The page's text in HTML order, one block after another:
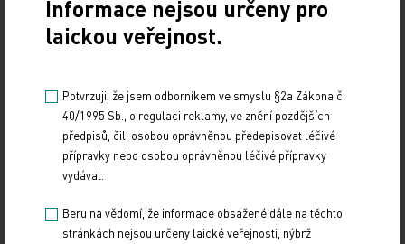
přenos nákazy virem HIV z matky na dítě.
Informace nejsou určeny pro
laickou veřejnost.
Potvrzuji, že jsem odborníkem ve smyslu §2a Zákona č.
40/1995 Sb., o regulaci reklamy, ve znění pozdějších
předpisů, čili osobou oprávněnou předepisovat léčivé
přípravky nebo osobou oprávněnou léčivé přípravky
vydávat.
Beru na vědomí, že informace obsažené dále na těchto
stránkách nejsou určeny laické veřejnosti, nýbrž